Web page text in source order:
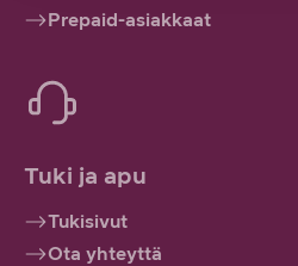
Prepaid-asiakkaat
Tuki ja apu
Tukisivut
Ota yhteyttä